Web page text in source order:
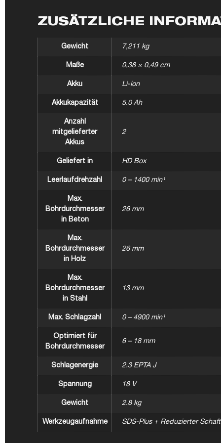
ZUSÄTZLICHE
Gewicht 7,211 kg
Maße 0,38 × 0,49 cm
Akku Li-ion
Akkukapazität 5.0 Ah
Anzahl
mitgelieferter
Akkus
2
Geliefert in HD Box
Leerlaufdrehzahl 0 – 1400 min¹
Max.
Bohrdurchmesser
in Beton
26 mm
Max.
Bohrdurchmesser
in Holz
26 mm
Max.
Bohrdurchmesser
in Stahl
13 mm
Max. Schlagzahl 0 – 4900 min¹
Optimiert für
Bohrdurchmesser
6 – 18 mm
Schlagenergie 2.3 EPTA J
Spannung 18 V
Gewicht 2.8 kg
Werkzeugaufnahme SDS-Plus + Reduzierter